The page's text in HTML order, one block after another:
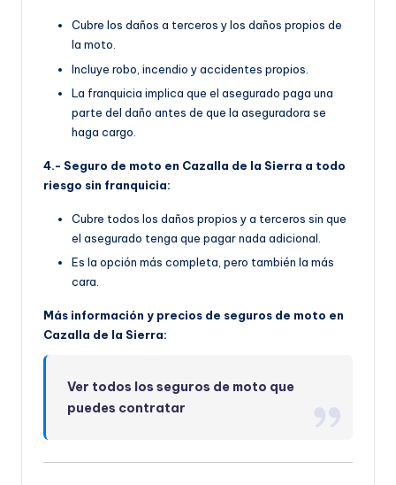
Cubre los daños a terceros y los daños propios de
la moto.
Incluye robo, incendio y accidentes propios.
La franquicia implica que el asegurado paga una
parte del daño antes de que la aseguradora se
haga cargo.
4.- Seguro de moto en Cazalla de la Sierra a todo
riesgo sin franquicia:
Cubre todos los daños propios y a terceros sin que
el asegurado tenga que pagar nada adicional.
Es la opción más completa, pero también la más
cara.
Más información y precios de seguros de moto en
Cazalla de la Sierra:
Ver todos los seguros de moto que
puedes contratar